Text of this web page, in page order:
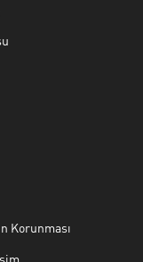
Korunması